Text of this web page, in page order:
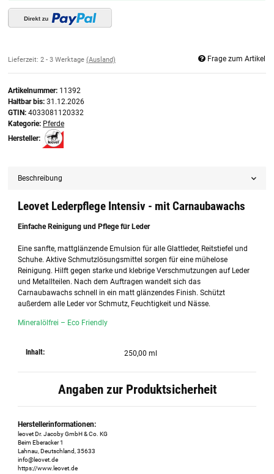
Lieferzeit: 2 - 3 Werktage (Ausland) Frage zum Artikel
Artikelnummer: 11392
Haltbar bis: 31.12.2026
GTIN: 4033081120332
Kategorie: Pferde
Hersteller:
Beschreibung
Leovet Lederpflege Intensiv - mit Carnaubawachs
Einfache Reinigung und Pflege für Leder
Eine sanfte, mattglänzende Emulsion für alle Glattleder, Reitstiefel und
Schuhe. Aktive Schmutzlösungsmittel sorgen für eine mühelose
Reinigung. Hilft gegen starke und klebrige Verschmutzungen auf Leder
und Metallteilen. Nach dem Auftragen wandelt sich das
Carnaubawachs schnell in ein matt glänzendes Finish. Schützt
außerdem alle Leder vor Schmutz, Feuchtigkeit und Nässe.
Mineralölfrei – Eco Friendly
Inhalt: 250,00 ml
Angaben zur Produktsicherheit
Herstellerinformationen:
leovet Dr. Jacoby GmbH & Co. KG
Beim Eberacker 1
Lahnau, Deutschland, 35633
info@leovet.de
https://www.leovet.de